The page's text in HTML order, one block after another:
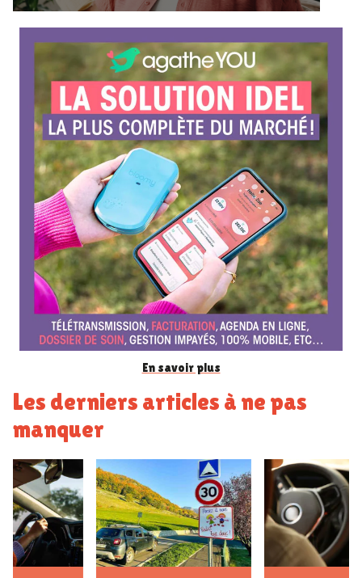
é
e
n
c
e
En savoir plus
Les derniers articles à ne pas
manquer